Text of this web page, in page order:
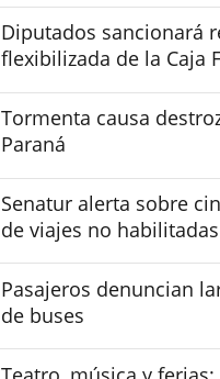
Diputados sancionará
flexibilizada de la Caja
Tormenta causa
Paraná
Senatur alerta sobre
de viajes no habilitadas
Pasajeros denuncian
de buses